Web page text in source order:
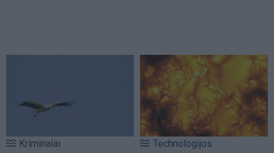
Kriminalai Technologijos